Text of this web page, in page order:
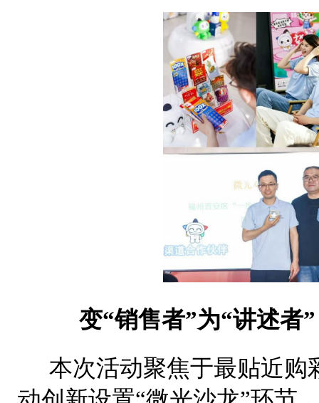
变“销售者”为“讲述者
本次活动聚焦于最贴近购